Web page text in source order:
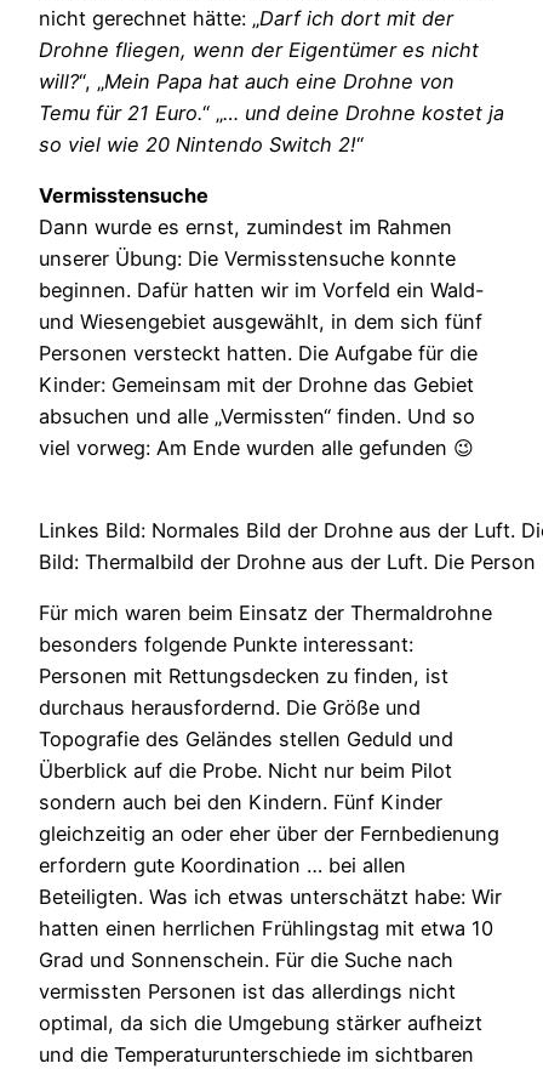
nicht gerechnet hätte: „Darf ich dort mit der
Drohne fliegen, wenn der Eigentümer es nicht
will?“, „Mein Papa hat auch eine Drohne von
Temu für 21 Euro.“ „… und deine Drohne kostet ja
so viel wie 20 Nintendo Switch 2!“
Vermisstensuche
Dann wurde es ernst, zumindest im Rahmen
unserer Übung: Die Vermisstensuche konnte
beginnen. Dafür hatten wir im Vorfeld ein Wald-
und Wiesengebiet ausgewählt, in dem sich fünf
Personen versteckt hatten. Die Aufgabe für die
Kinder: Gemeinsam mit der Drohne das Gebiet
absuchen und alle „Vermissten“ finden. Und so
viel vorweg: Am Ende wurden alle gefunden 😉
Linkes Bild: Normales Bild der Drohne aus der Luft.
Bild: Thermalbild der Drohne aus der Luft. Die
Für mich waren beim Einsatz der Thermaldrohne
besonders folgende Punkte interessant:
Personen mit Rettungsdecken zu finden, ist
durchaus herausfordernd. Die Größe und
Topografie des Geländes stellen Geduld und
Überblick auf die Probe. Nicht nur beim Pilot
sondern auch bei den Kindern. Fünf Kinder
gleichzeitig an oder eher über der Fernbedienung
erfordern gute Koordination … bei allen
Beteiligten. Was ich etwas unterschätzt habe: Wir
hatten einen herrlichen Frühlingstag mit etwa 10
Grad und Sonnenschein. Für die Suche nach
vermissten Personen ist das allerdings nicht
optimal, da sich die Umgebung stärker aufheizt
und die Temperaturunterschiede im sichtbaren